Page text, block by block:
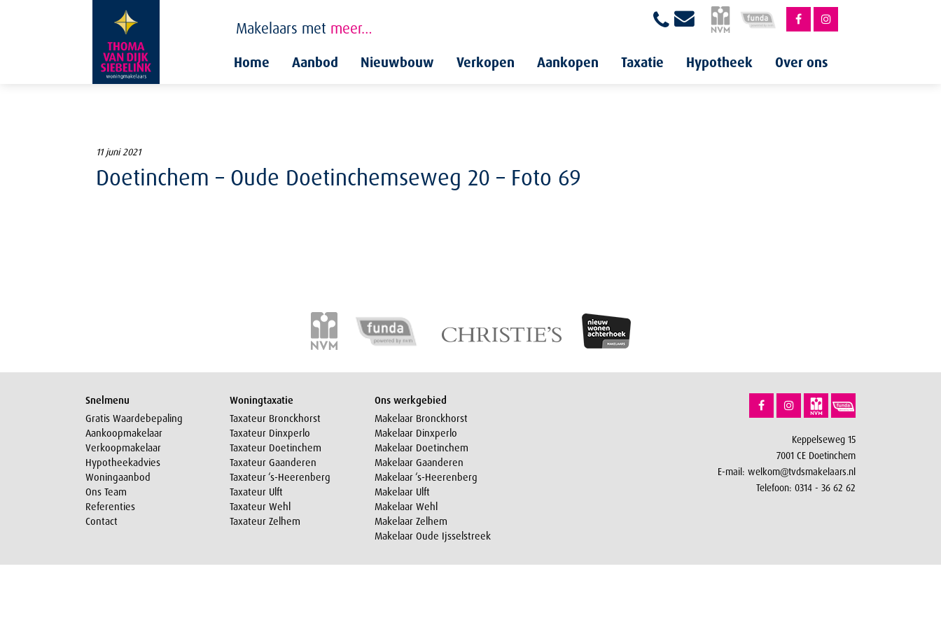
Makelaars met meer…
Home Aanbod Nieuwbouw Verkopen Aankopen Taxatie Hypotheek Over ons
11 juni 2021
Doetinchem – Oude Doetinchemseweg 20 – Foto 69
Snelmenu
Gratis Waardebepaling
Aankoopmakelaar
Verkoopmakelaar
Hypotheekadvies
Woningaanbod
Ons Team
Referenties
Contact
Woningtaxatie
Taxateur Bronckhorst
Taxateur Dinxperlo
Taxateur Doetinchem
Taxateur Gaanderen
Taxateur ‘s-Heerenberg
Taxateur Ulft
Taxateur Wehl
Taxateur Zelhem
Ons werkgebied
Makelaar Bronckhorst
Makelaar Dinxperlo
Makelaar Doetinchem
Makelaar Gaanderen
Makelaar ‘s-Heerenberg
Makelaar Ulft
Makelaar Wehl
Makelaar Zelhem
Makelaar Oude Ijsselstreek
Keppelseweg 15
7001 CE Doetinchem
E-mail: welkom@tvdsmakelaars.nl
Telefoon: 0314 - 36 62 62